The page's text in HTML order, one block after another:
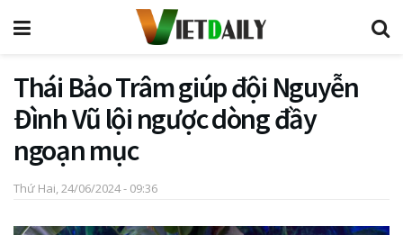
Thái Bảo Trâm giúp đội Nguyễn
Đình Vũ lội ngược dòng đầy
ngoạn mục
Thứ Hai, 24/06/2024 - 09:36